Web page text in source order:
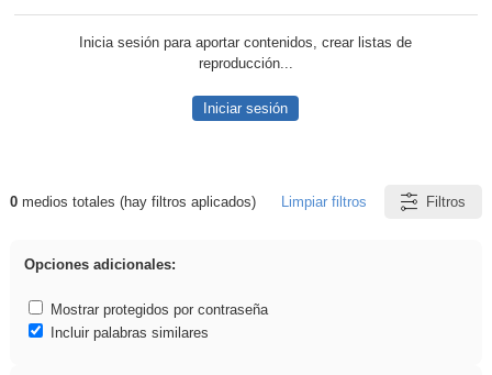
Inicia sesión para aportar contenidos, crear listas de
reproducción...
Iniciar sesión
Resultados de: soldador
0medios totales (hay filtros aplicados) Limpiar filtros Filtros
Opciones adicionales:
Mostrar protegidos por contraseña
Incluir palabras similares